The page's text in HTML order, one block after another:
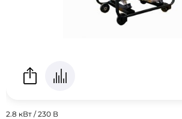
2.8 кВт / 230 В